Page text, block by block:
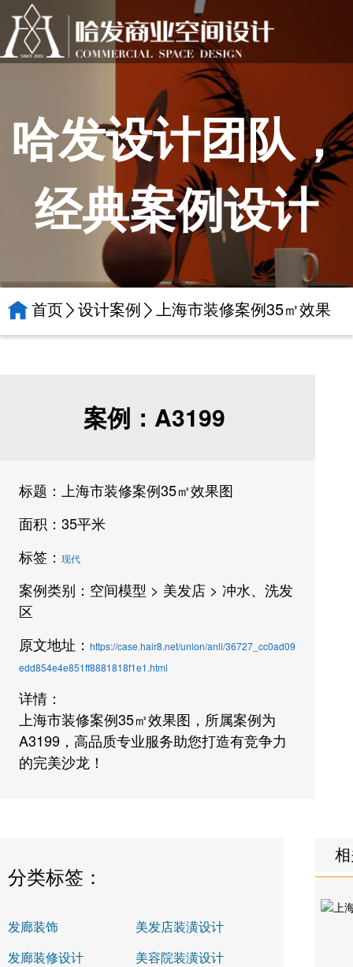
哈发设计团队，
经典案例设计
首页 设计案例 上海市装修案例35㎡效果
案例：A3199
标题：上海市装修案例35㎡效果图
面积：35平米
标签： 现代
案例类别：空间模型 > 美发店 > 冲水、洗发
区
原文地址： https://case.hair8.net/union/anli/36727_cc0ad09
edd854e4e851ff8881818f1e1.html
详情：
上海市装修案例35㎡效果图，所属案例为
A3199，高品质专业服务助您打造有竞争力
的完美沙龙！
分类标签：
发廊装饰
发廊装修设计
美发店装潢设计
美容院装潢设计